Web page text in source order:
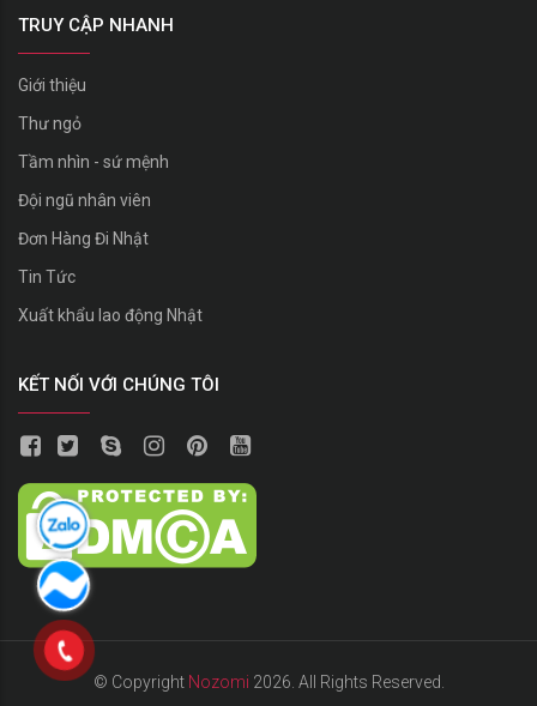
TRUY CẬP NHANH
Giới thiệu
Thư ngỏ
Tầm nhìn - sứ mệnh
Đội ngũ nhân viên
Đơn Hàng Đi Nhật
Tin Tức
Xuất khẩu lao động Nhật
KẾT NỐI VỚI CHÚNG TÔI
© Copyright Nozomi 2026. All Rights Reserved.